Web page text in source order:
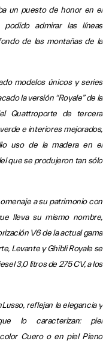
un puesto de honor en el
admirar las líneas
de las montañas de la
modelos únicos y series
la versión “Royale” de la
Quattroporte de tercera
e interiores mejorados,
uso de la madera en el
que se produjeron tan sólo
a su patrimonio con
lleva su mismo nombre,
V6 de la actual gama
Levante y Ghibli Royale se
3,0 litros de 275 CV, a los
reflejan la elegancia y
lo caracterizan: piel
Cuero o en piel Pieno